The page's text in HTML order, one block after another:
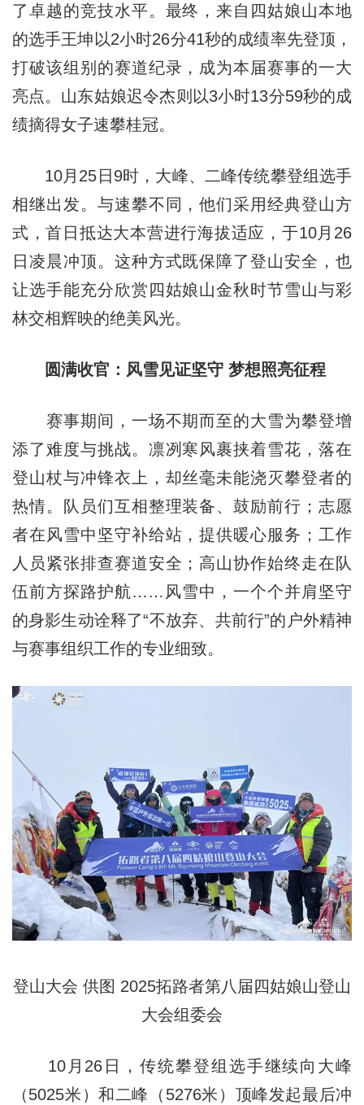
了卓越的竞技水平。最终，来自四姑娘山本地
的选手王坤以2小时26分41秒的成绩率先登顶，
打破该组别的赛道纪录，成为本届赛事的一大
亮点。山东姑娘迟令杰则以3小时13分59秒的成
绩摘得女子速攀桂冠。
10月25日9时，大峰、二峰传统攀登组选手
相继出发。与速攀不同，他们采用经典登山方
式，首日抵达大本营进行海拔适应，于10月26
日凌晨冲顶。这种方式既保障了登山安全，也
让选手能充分欣赏四姑娘山金秋时节雪山与彩
林交相辉映的绝美风光。
圆满收官：风雪见证坚守 梦想照亮征程
赛事期间，一场不期而至的大雪为攀登增
添了难度与挑战。凛冽寒风裹挟着雪花，落在
登山杖与冲锋衣上，却丝毫未能浇灭攀登者的
热情。队员们互相整理装备、鼓励前行；志愿
者在风雪中坚守补给站，提供暖心服务；工作
人员紧张排查赛道安全；高山协作始终走在队
伍前方探路护航……风雪中，一个个并肩坚守
的身影生动诠释了“不放弃、共前行”的户外精神
与赛事组织工作的专业细致。
登山大会 供图 2025拓路者第八届四姑娘山登山
大会组委会
10月26日，传统攀登组选手继续向大峰
（5025米）和二峰（5276米）顶峰发起最后冲